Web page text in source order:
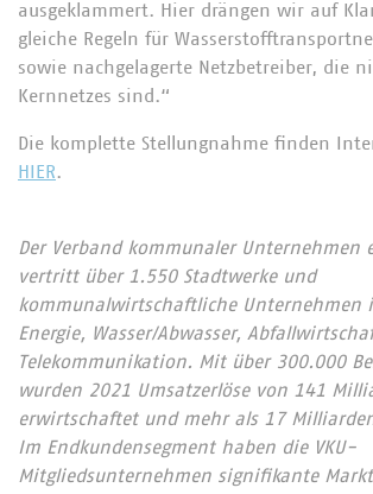
ausgeklammert. Hier drängen wir auf
gleiche Regeln für
sowie nachgelagerte Netzbetreiber, die
Kernnetzes sind.“
Die komplette Stellungnahme finden
HIER.
Der Verband kommunaler Unternehmen
vertritt über 1.550 Stadtwerke und
kommunalwirtschaftliche Unternehmen
Energie, Wasser/Abwasser,
Telekommunikation. Mit über 300.000
wurden 2021 Umsatzerlöse von 141
erwirtschaftet und mehr als 17
Im Endkundensegment haben die VKU-
Mitgliedsunternehmen signifikante